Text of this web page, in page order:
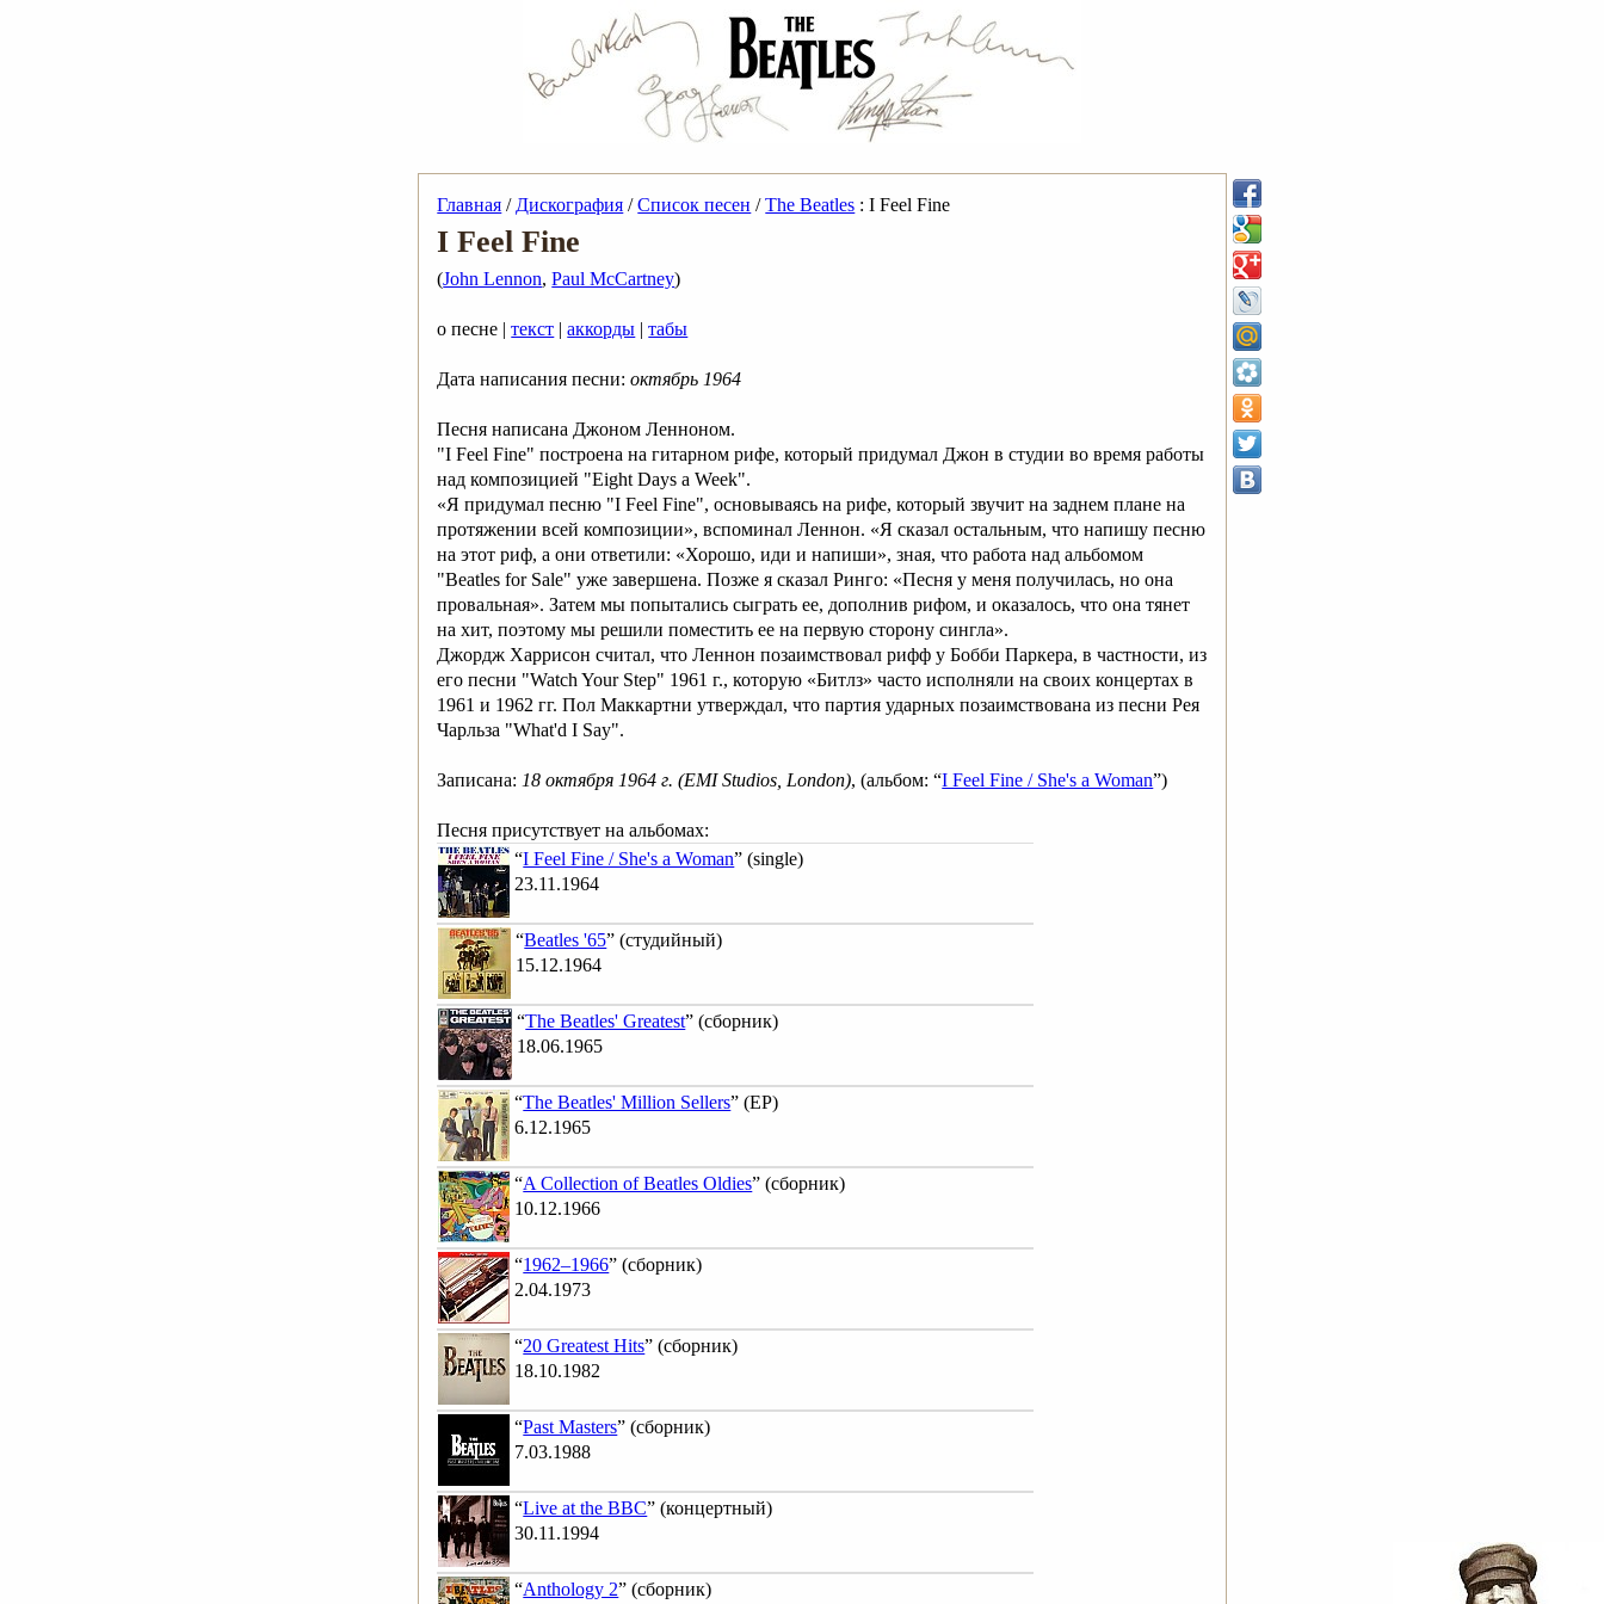
Главная / Дискография /Список песен /The Beatles : I Feel Fine
I Feel Fine
(John Lennon,Paul McCartney)
о песне |текст |аккорды |табы
Дата написания песни:октябрь 1964
Песня написана Джоном Ленноном.
"I Feel Fine" построена на гитарном рифе, который придумал Джон в студии во время работы
над композицией "Eight Days a Week".
«Я придумал песню "I Feel Fine", основываясь на рифе, который звучит на заднем плане на
протяжении всей композиции», вспоминал Леннон. «Я сказал остальным, что напишу песню
на этот риф, а они ответили: «Хорошо, иди и напиши», зная, что работа над альбомом
"Beatles for Sale" уже завершена. Позже я сказал Ринго: «Песня у меня получилась, но она
провальная». Затем мы попытались сыграть ее, дополнив рифом, и оказалось, что она тянет
на хит, поэтому мы решили поместить ее на первую сторону сингла».
Джордж Харрисон считал, что Леннон позаимствовал рифф у Бобби Паркера, в частности, из
его песни "Watch Your Step" 1961 г., которую «Битлз» часто исполняли на своих концертах в
1961 и 1962 гг. Пол Маккартни утверждал, что партия ударных позаимствована из песни Рея
Чарльза "What'd I Say".
Записана: 18 октября 1964 г. (EMI Studios, London), (альбом: “I Feel Fine / She's a Woman”)
Песня присутствует на альбомах:
“I Feel Fine / She's a Woman” (single)
23.11.1964
“Beatles '65” (студийный)
15.12.1964
“The Beatles' Greatest” (сборник)
18.06.1965
“The Beatles' Million Sellers” (EP)
6.12.1965
“A Collection of Beatles Oldies” (сборник)
10.12.1966
“1962–1966” (сборник)
2.04.1973
“20 Greatest Hits” (сборник)
18.10.1982
“Past Masters” (сборник)
7.03.1988
“Live at the BBC” (концертный)
30.11.1994
“Anthology 2” (сборник)